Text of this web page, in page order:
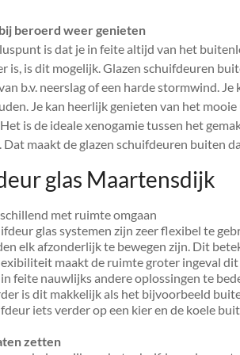
beroerd weer genieten
is dat je in feite altijd van het
is, is dit mogelijk. Glazen schuifdeuren
b.v. neerslag of een harde stormwind.
Je kan heerlijk genieten van het
is de ideale xenogamie tussen het
maakt de glazen schuifdeuren buiten
glas Maartensdijk
met ruimte omgaan
glas systemen zijn zeer flexibel te
elk afzonderlijk te bewegen zijn. Dit
maakt de ruimte groter ingeval
feite nauwlijks andere oplossingen te
is dit makkelijk als het bijvoorbeeld
iets verder op een kier en de koele
zetten